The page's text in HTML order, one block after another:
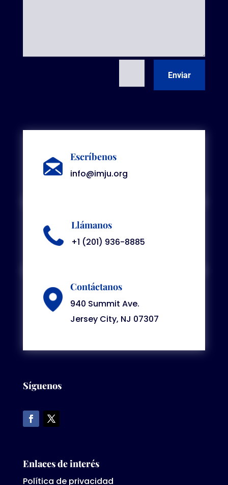
Enviar
Escríbenos
info@imju.org
Llámanos
+1 (201) 936-8885
Contáctanos
940 Summit Ave.
Jersey City, NJ 07307
Síguenos
Enlaces de interés
Política de privacidad